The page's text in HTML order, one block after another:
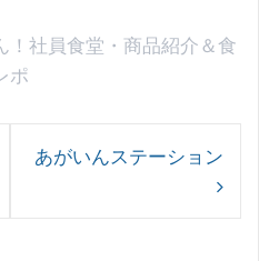
！社員食堂 ・ 商品紹介＆食
ポ
あがいんステーション